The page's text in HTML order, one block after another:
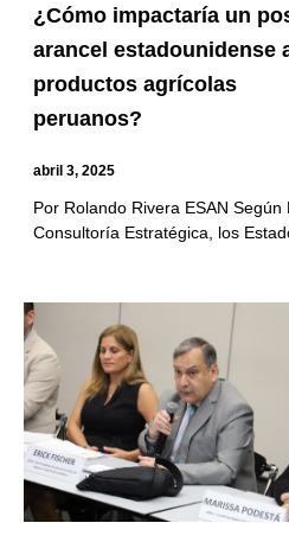
¿Cómo impactaría un
arancel estadounidense
productos agrícolas
peruanos?
abril 3, 2025
Por Rolando Rivera ESAN Según
Consultoría Estratégica, los